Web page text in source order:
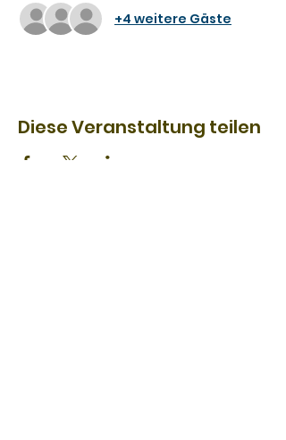
+4 weitere Gäste
Diese Veranstaltung teilen